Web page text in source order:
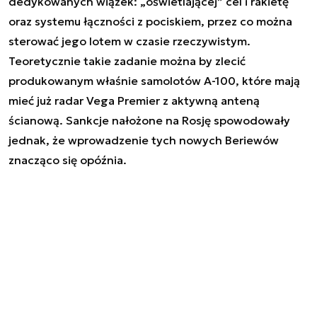
oraz systemu łączności z pociskiem, przez co można
sterować jego lotem w czasie rzeczywistym.
Teoretycznie takie zadanie można by zlecić
produkowanym właśnie samolotów A-100, które mają
mieć już radar Vega Premier z aktywną anteną
ścianową. Sankcje nałożone na Rosję spowodowały
jednak, że wprowadzenie tych nowych Beriewów
znacząco się opóźnia.